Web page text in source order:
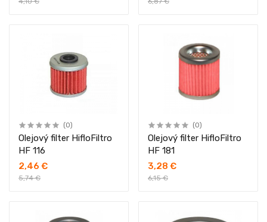
(0)
Olejový filter HifloFiltro
HF 116
2,46 €
5,74 €
(0)
Olejový filter HifloFiltro
HF 181
3,28 €
6,15 €